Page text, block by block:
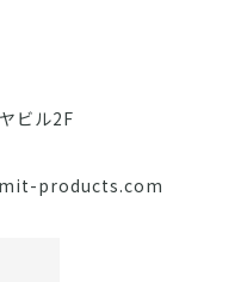
ビル2F
products.com